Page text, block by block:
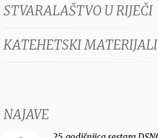
STVARALAŠTVO U RIJEČI
KATEHETSKI MATERIJALI
NAJAVE